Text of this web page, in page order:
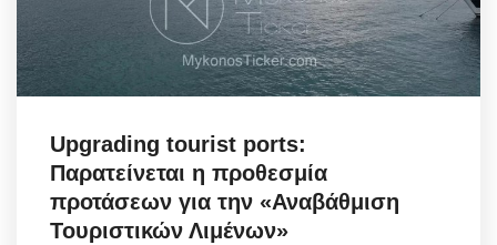
Upgrading tourist ports:
Παρατείνεται η προθεσμία
προτάσεων για την «Αναβάθμιση
Τουριστικών Λιμένων»